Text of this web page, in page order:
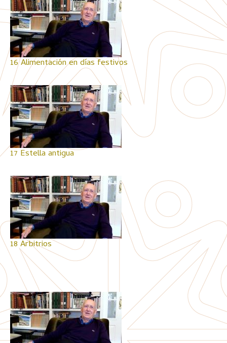
16 Alimentación en días festivos
17 Estella antigua
18 Arbitrios